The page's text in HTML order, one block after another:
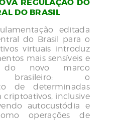
REGULAÇÃO DO
DO BRASIL
editada
do Brasil para o
virtuais introduz
mais sensíveis e
do novo marco
brasileiro: o
de determinadas
criptoativos, inclusive
autocustódia e
operações de